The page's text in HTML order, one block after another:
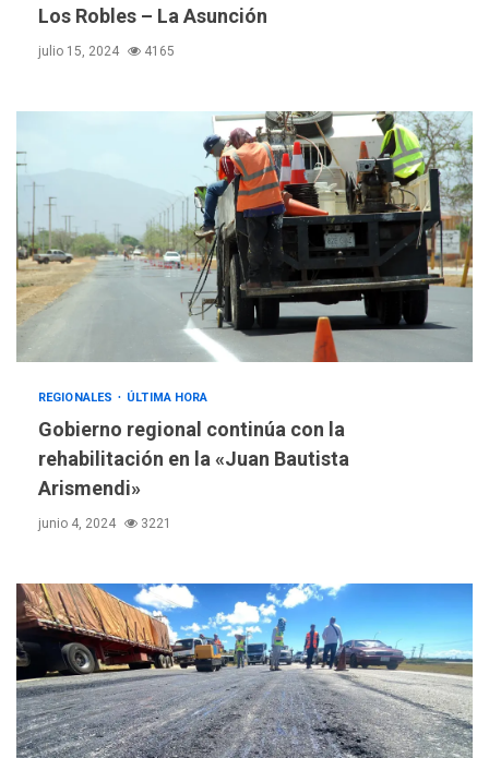
Los Robles – La Asunción
julio 15, 2024 4165
REGIONALES ÚLTIMA HORA
Gobierno regional continúa con la
rehabilitación en la «Juan Bautista
Arismendi»
junio 4, 2024 3221